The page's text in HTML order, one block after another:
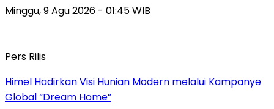
Minggu, 9 Agu 2026 - 01:45 WIB
Pers Rilis
Himel Hadirkan Visi Hunian Modern melalui Kampanye
Global “Dream Home”